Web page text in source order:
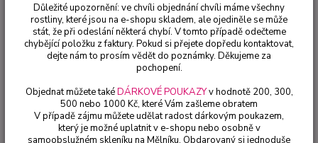
Balkónové rostliny
Osteospermum Modré - cena za kus v 3-
kusovém balení
Osteospermum Modré - cena za
kus v 3-kusovém balení
Důležité upozornění: ve chvíli objednání chvíli máme všechny
rostliny, které jsou na e-shopu skladem, ale ojediněle se může
stát, že při odeslání některá chybí. V tomto případě odečteme
chybějící položku z faktury. Pokud si přejete dopředu kontaktovat,
dejte nám to prosím vědět do poznámky. Děkujeme za
pochopení.
Objednat můžete takéDÁRKOVÉ POUKAZYv hodnotě 200, 300,
500 nebo 1000 Kč, které Vám zašleme obratem
V případě zájmu můžete udělat radost dárkovým poukazem,
který je možné uplatnit v e-shopu nebo osobně v
samoobslužném skleníku na Mělníku. Obdarovaný si jednoduše